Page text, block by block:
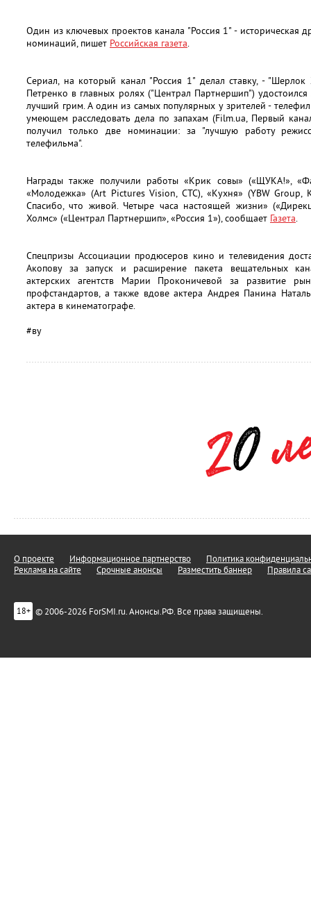
Один из ключевых проектов канала "Россия 1" - историческая
номинаций, пишет Российская газета.
Сериал, на который канал "Россия 1" делал ставку, -
Петренко в главных ролях ("Централ Партнершип")
лучший грим. А один из самых популярных у зрителей -
умеющем расследовать дела по запахам (Film.ua, Первый
получил только две номинации: за "лучшую работу
телефильма".
Награды также получили работы «Крик совы» («ЩУКА!»,
«Молодежка» (Art Pictures Vision, СТС), «Кухня» (YBW Group,
Спасибо, что живой. Четыре часа настоящей жизни»
Холмс» («Централ Партнершип», «Россия 1»), сообщает Газета.
Спецпризы Ассоциации продюсеров кино и телевидения
Акопову за запуск и расширение пакета вещательных
актерских агентств Марии Проконичевой за развитие
профстандартов, а также вдове актера Андрея Панина
актера в кинематографе.
#ву
О проекте Информационное партнерство
Политика
Реклама на сайте
Срочные анонсы Разместить баннер Правила
18+ © 2006-2026 ForSMI.ru. Анонсы.РФ. Все права защищены.